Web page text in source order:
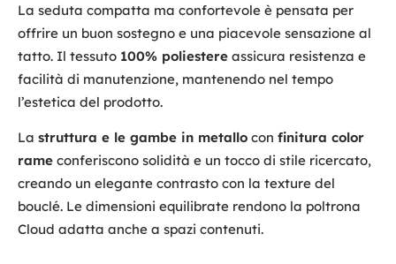
La seduta compatta ma confortevole è pensata per
offrire un buon sostegno e una piacevole sensazione al
tatto. Il tessuto 100% poliestere assicura resistenza e
facilità di manutenzione, mantenendo nel tempo
l’estetica del prodotto.
La struttura e le gambe in metallo con finitura color
rame conferiscono solidità e un tocco di stile ricercato,
creando un elegante contrasto con la texture del
bouclé. Le dimensioni equilibrate rendono la poltrona
Cloud adatta anche a spazi contenuti.